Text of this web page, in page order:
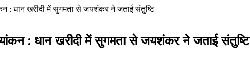
: धान खरीदी में सुगमता से जयशंकर ने जताई संतुष्टि
: धान खरीदी में सुगमता से जयशंकर ने जताई संतुष्टि